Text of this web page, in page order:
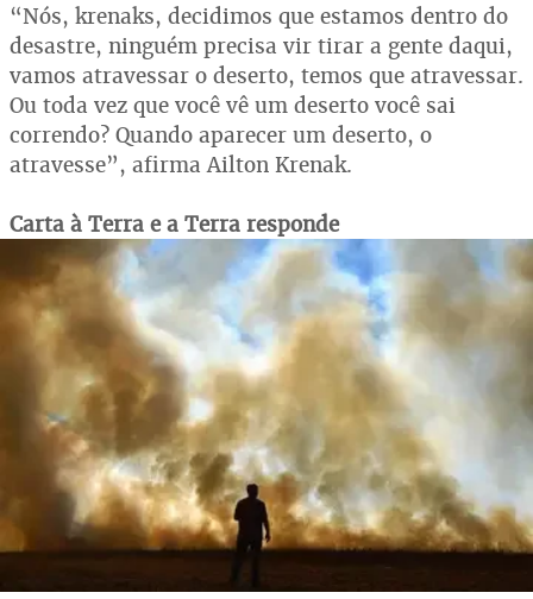
“Nós, krenaks, decidimos que estamos dentro do
desastre, ninguém precisa vir tirar a gente daqui,
vamos atravessar o deserto, temos que atravessar.
Ou toda vez que você vê um deserto você sai
correndo? Quando aparecer um deserto, o
atravesse”, afirma Ailton Krenak.
Carta à Terra e a Terra responde